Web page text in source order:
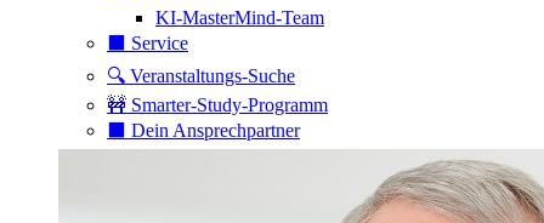
KI-MasterMind-Team
⬛️ Service
🔍 Veranstaltungs-Suche
🚧 Smarter-Study-Programm
⬛️ Dein Ansprechpartner